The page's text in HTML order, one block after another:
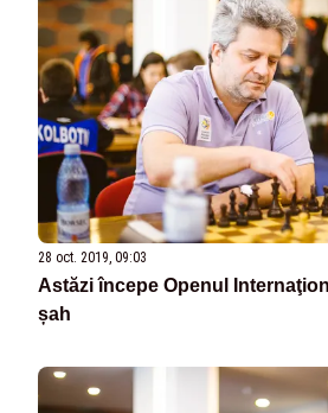
28 oct. 2019, 09:03
Astăzi începe Openul
șah